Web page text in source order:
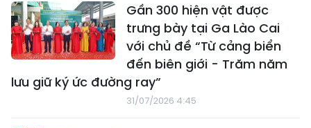
Gần 300 hiện vật được
trưng bày tại Ga Lào Cai
với chủ đề “Từ cảng biển
đến biên giới - Trăm năm
lưu giữ ký ức đường ray”
31/07/2026 4:45